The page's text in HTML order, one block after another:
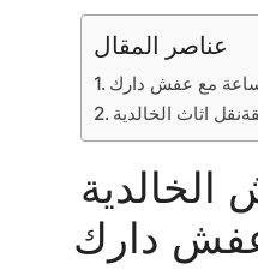
عناصر المقال
اثاث الخالدية
الخالدية